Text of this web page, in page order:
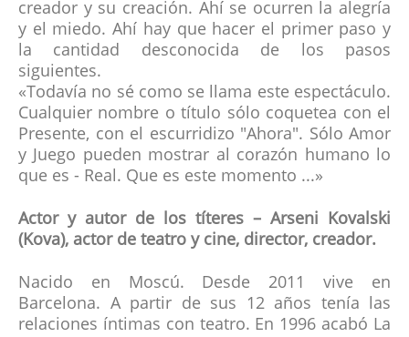
creador y su creación. Ahí se ocurren la alegría
y el miedo. Ahí hay que hacer el primer paso y
la cantidad desconocida de los pasos
siguientes.
«Todavía no sé como se llama este espectáculo.
Cualquier nombre o título sólo coquetea con el
Presente, con el escurridizo "Ahora". Sólo Amor
y Juego pueden mostrar al corazón humano lo
que es - Real. Que es este momento ...»
Actor y autor de los títeres – Arseni Kovalski
(Kova), actor de teatro y cine, director, creador.
Nacido en Moscú. Desde 2011 vive en
Barcelona. A partir de sus 12 años tenía las
relaciones íntimas con teatro. En 1996 acabó La